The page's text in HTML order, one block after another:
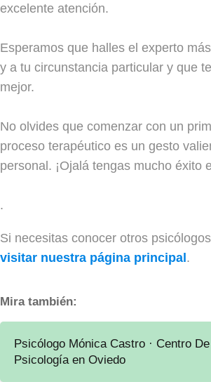
excelente atención.
Esperamos que halles el experto
y a tu circunstancia particular y que
mejor.
No olvides que comenzar con un
proceso terapéutico es un gesto
personal. ¡Ojalá tengas mucho éxito
.
Si necesitas conocer otros
visitar nuestra página principal.
Mira también:
Psicólogo Mónica Castro · Centro De
Psicología en Oviedo